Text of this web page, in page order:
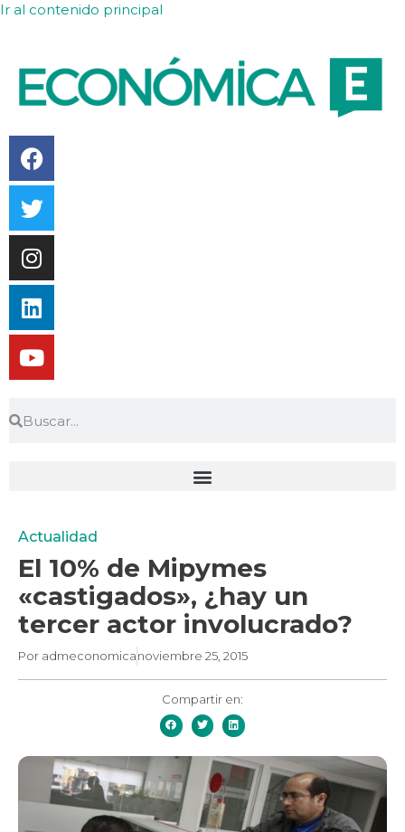
Ir al contenido principal
Actualidad
El 10% de Mipymes
«castigados», ¿hay un
tercer actor involucrado?
Por admeconomicanoviembre 25, 2015
Compartir en: